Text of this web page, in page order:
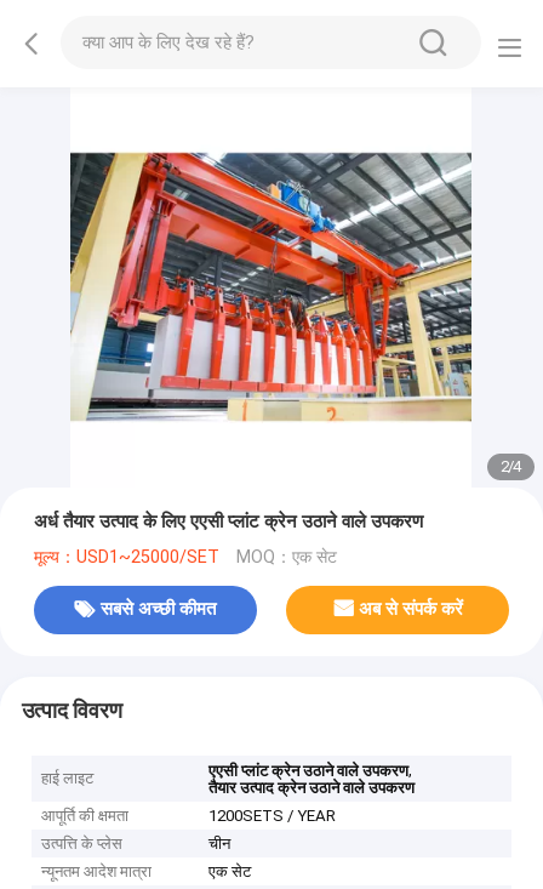
2/4
अर्ध तैयार उत्पाद के लिए एएसी प्लांट क्रेन उठाने वाले उपकरण
मूल्य：USD1~25000/SET MOQ：एक सेट
सबसे अच्छी कीमत अब से संपर्क करें
उत्पाद विवरण
हाई लाइट एएसी प्लांट क्रेन उठाने वाले उपकरण,
तैयार उत्पाद क्रेन उठाने वाले उपकरण
आपूर्ति की क्षमता
1200SETS / YEAR
उत्पत्ति के प्लेस
चीन
न्यूनतम आदेश मात्रा
एक सेट